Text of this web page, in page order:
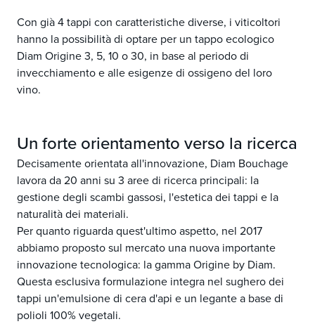
Con già 4 tappi con caratteristiche diverse, i viticoltori
hanno la possibilità di optare per un tappo ecologico
Diam Origine 3, 5, 10 o 30, in base al periodo di
invecchiamento e alle esigenze di ossigeno del loro
vino.
Un forte orientamento verso la ricerca
Decisamente orientata all'innovazione, Diam Bouchage
lavora da 20 anni su 3 aree di ricerca principali: la
gestione degli scambi gassosi, l'estetica dei tappi e la
naturalità dei materiali.
Per quanto riguarda quest'ultimo aspetto, nel 2017
abbiamo proposto sul mercato una nuova importante
innovazione tecnologica: la gamma Origine by Diam.
Questa esclusiva formulazione integra nel sughero dei
tappi un'emulsione di cera d'api e un legante a base di
polioli 100% vegetali.